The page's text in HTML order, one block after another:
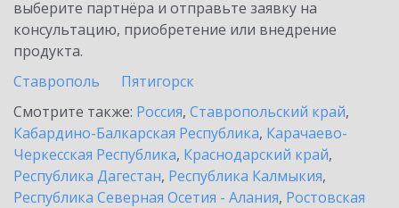
выберите партнёра и отправьте заявку на
консультацию, приобретение или внедрение
продукта.
Ставрополь
Пятигорск
Смотрите также: Россия, Ставропольский край,
Кабардино-Балкарская Республика, Карачаево-
Черкесская Республика, Краснодарский край,
Республика Дагестан, Республика Калмыкия,
Республика Северная Осетия - Алания, Ростовская